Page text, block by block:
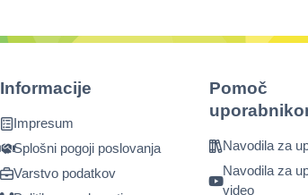
Informacije
Impresum
Splošni pogoji poslovanja
Varstvo podatkov
Pomoč
Navodila za
Navodila za
video